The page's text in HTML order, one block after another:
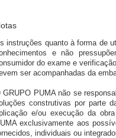
instruções quanto à forma de
e não
do exame e
ser acompanhadas da
GRUPO PUMA não se
construtivas por parte
e/ou execução da
exclusivamente aos
individuais ou